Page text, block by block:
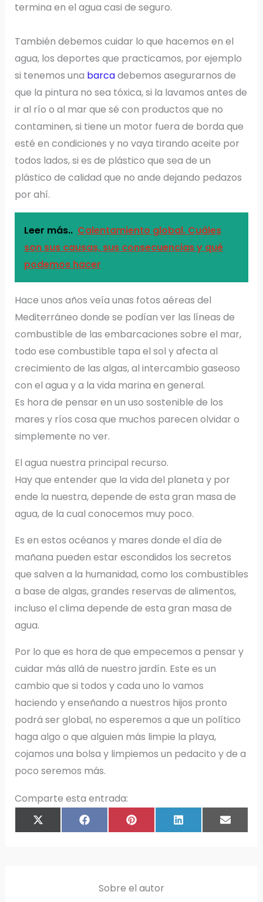
termina en el agua casi de seguro.
También debemos cuidar lo que hacemos en el
agua, los deportes que practicamos, por ejemplo
si tenemos una barcadebemos asegurarnos de
que la pintura no sea tóxica, si la lavamos antes de
ir al río o al mar que sé con productos que no
contaminen, si tiene un motor fuera de borda que
esté en condiciones y no vaya tirando aceite por
todos lados, si es de plástico que sea de un
plástico de calidad que no ande dejando pedazos
por ahí.
Leer más.. Calentamiento global. Cuáles
son sus causas, sus consecuencias y qué
podemos hacer
Hace unos años veía unas fotos aéreas del
Mediterráneo donde se podían ver las líneas de
combustible de las embarcaciones sobre el mar,
todo ese combustible tapa el sol y afecta al
crecimiento de las algas, al intercambio gaseoso
con el agua y a la vida marina en general.
Es hora de pensar en un uso sostenible de los
mares y ríos cosa que muchos parecen olvidar o
simplemente no ver.
El agua nuestra principal recurso.
Hay que entender que la vida del planeta y por
ende la nuestra, depende de esta gran masa de
agua, de la cual conocemos muy poco.
Es en estos océanos y mares donde el día de
mañana pueden estar escondidos los secretos
que salven a la humanidad, como los combustibles
a base de algas, grandes reservas de alimentos,
incluso el clima depende de esta gran masa de
agua.
Por lo que es hora de que empecemos a pensar y
cuidar más allá de nuestro jardín. Este es un
cambio que si todos y cada uno lo vamos
haciendo y enseñando a nuestros hijos pronto
podrá ser global, no esperemos a que un político
haga algo o que alguien más limpie la playa,
cojamos una bolsa y limpiemos un pedacito y de a
poco seremos más.
Comparte esta entrada:
COMPARTIR
EN
X
T
COMPARTIR
F
C
COMPARTIR
P
N
COMPARTIR
EN
L
N
E
A
Sobre el autor